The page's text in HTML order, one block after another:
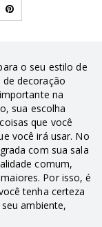
o seu estilo de
de decoração
na
sua escolha
que você
você irá usar. No
com sua sala
comum,
Por isso, é
tenha certeza
ambiente,